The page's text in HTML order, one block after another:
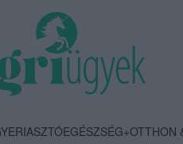
RIASZTÓEGÉSZSÉG+OTTHON